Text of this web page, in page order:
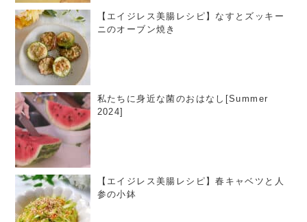
【エイジレス美腸レシピ】なすとズッキー
ニのオーブン焼き
私たちに身近な菌のおはなし[Summer
2024]
【エイジレス美腸レシピ】春キャベツと人
参の小鉢